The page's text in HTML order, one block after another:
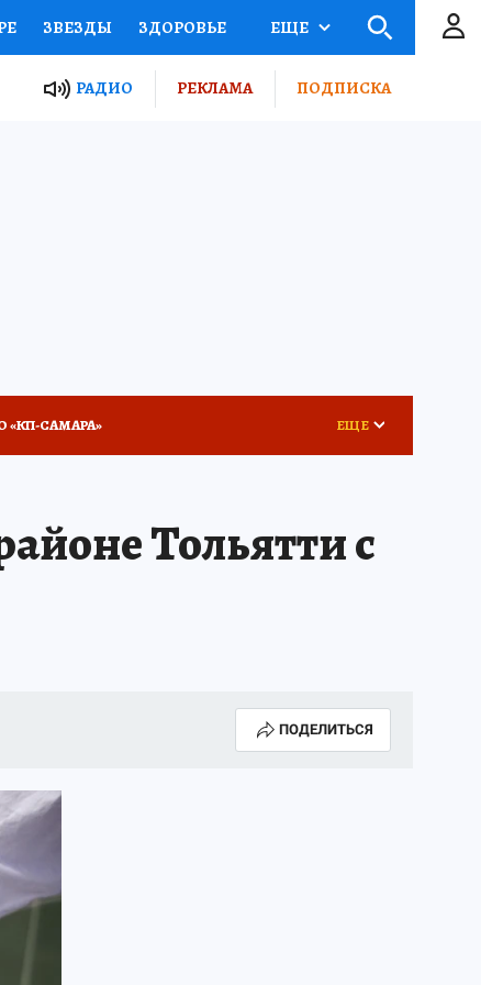
ЗВЕЗДЫ ЗДОРОВЬЕ
ПРОЕКТЫ РОССИИ
ЕЩЕ
РАДИО РЕКЛАМА ПОДПИСКА
«КП-САМАРА»
ДЕНЬ ПОБЕДЫ В САМАРЕ 2025
ЕЩЕ
Тольятти с
ПОДЕЛИТЬСЯ